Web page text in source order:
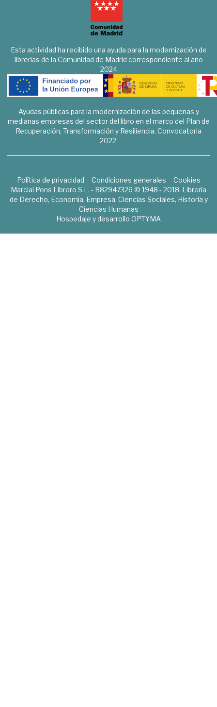
Esta actividad ha recibido una ayuda para la modernización de
librerías de la Comunidad de Madrid correspondiente al año
2024
Ayudas públicas para la modernización de las pequeñas y
medianas empresas del sector del libro en el marco del Plan de
Recuperación, Transformación y Resiliencia. Convocatoria
2022.
Política de privacidad Condiciones generales
Cookies
Marcial Pons Librero S.L. - B82947326 © 1948 - 2018. Librería
de Derecho, Economía, Empresa, Ciencias Sociales, Historia y
Ciencias Humanas
Hospedaje y desarrollo OPTYMA